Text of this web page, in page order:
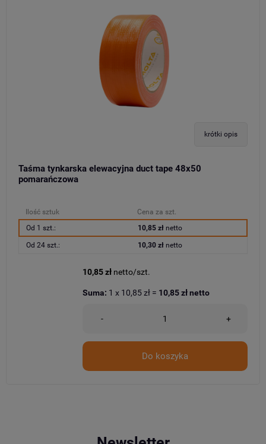
krótki opis
Taśma tynkarska elewacyjna duct tape 48x50
pomarańczowa
Ilość sztuk
Cena za szt.
Od 1 szt.:
10,85 złnetto
Od 24 szt.: 10,30 złnetto
10,85 zł netto/szt.
- +
Do koszyka
Suma: 1 x 10,85 zł = 10,85 złnetto